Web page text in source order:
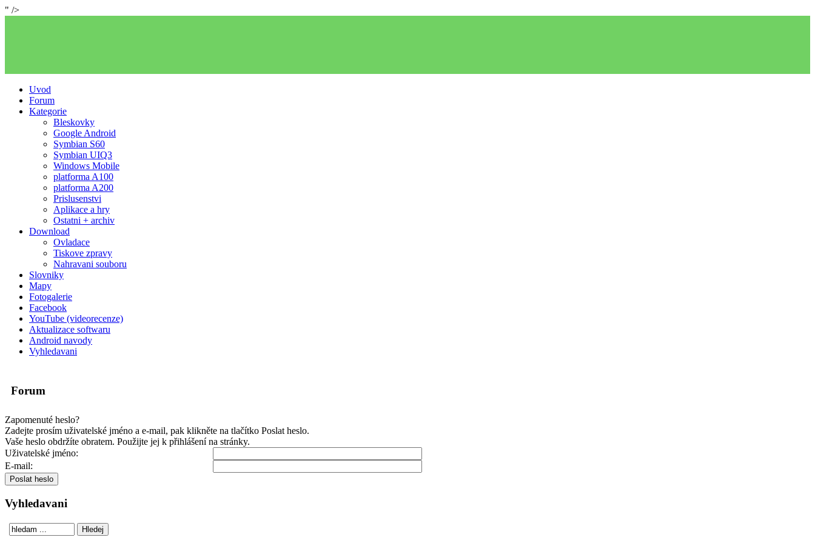
" />
Uvod
Forum
Kategorie
Bleskovky
Google Android
Symbian S60
Symbian UIQ3
Windows Mobile
platforma A100
platforma A200
Prislusenstvi
Aplikace a hry
Ostatni + archiv
Download
Ovladace
Tiskove zpravy
Nahravani souboru
Slovniky
Mapy
Fotogalerie
Facebook
YouTube (videorecenze)
Aktualizace softwaru
Android navody
Vyhledavani
Forum
Zapomenuté heslo?
Zadejte prosím uživatelské jméno a e-mail, pak klikněte na tlačítko Poslat heslo.
Vaše heslo obdržíte obratem. Použijte jej k přihlášení na stránky.
Uživatelské jméno:
E-mail:
Vyhledavani